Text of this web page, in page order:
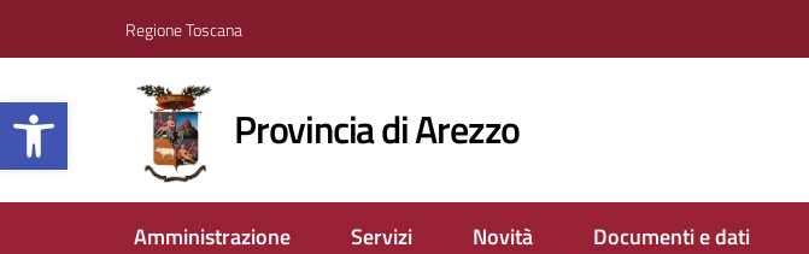
Apri la barra degli strumenti
Regione Toscana
Provincia di Arezzo
Amministrazione Servizi Novità Documenti e dati